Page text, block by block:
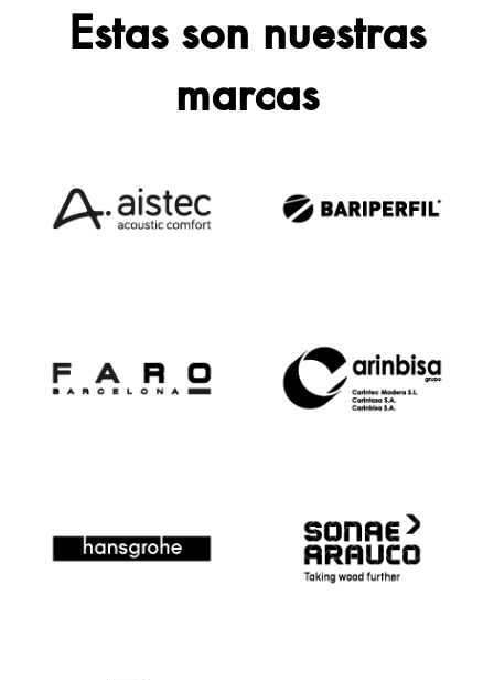
Estas son nuestras
marcas